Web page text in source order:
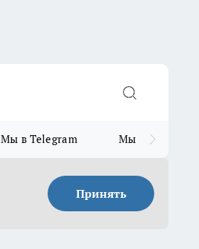
Мы в Telegram Мы в MAX
Принять